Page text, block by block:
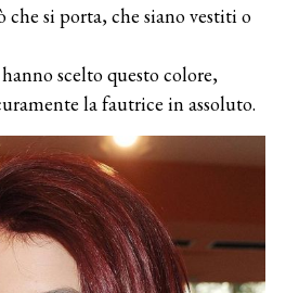
si porta, che siano vestiti o
scelto questo colore,
la fautrice in assoluto.